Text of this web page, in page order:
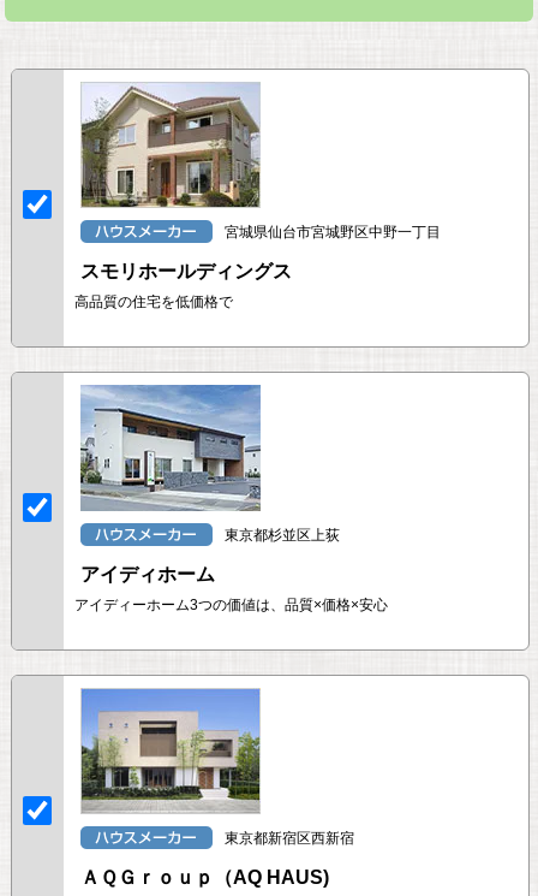
宮城県仙台市宮城野区中野一丁目
スモリホールディングス
高品質の住宅を低価格で
東京都杉並区上荻
アイディホーム
アイディーホーム3つの価値は、品質×価格×安心
東京都新宿区西新宿
ＡＱＧｒｏｕｐ（AQ HAUS)